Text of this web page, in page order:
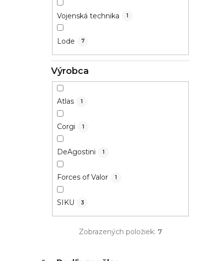
Vojenská technika 1
Lode 7
Výrobca
Atlas 1
Corgi 1
DeAgostini 1
Forces of Valor 1
SIKU 3
Zobrazených položiek: 7
K